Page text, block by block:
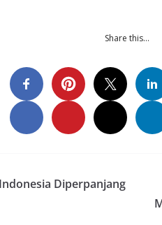
Share this…
Diperpanjang